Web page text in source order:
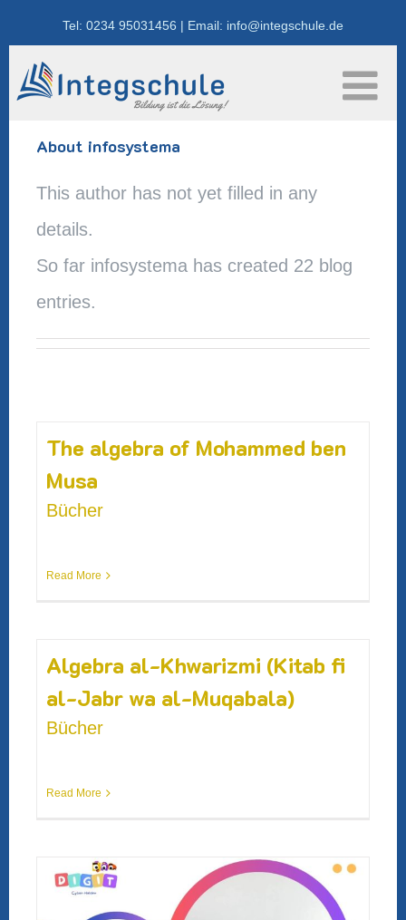
content
Tel: 0234 95031456 | Email: info@integschule.de
About infosystema
This author has not yet filled in any
details.
So far infosystema has created 22 blog
entries.
The algebra of Mohammed ben
Musa
Bücher
Read More
Algebra al-Khwarizmi (Kitab fi
al-Jabr wa al-Muqabala)
Bücher
Read More